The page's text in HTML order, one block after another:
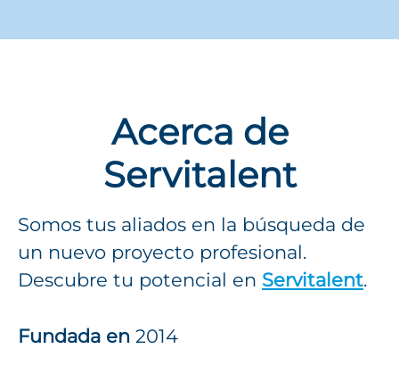
Acerca de
Servitalent
Somos tus aliados en la búsqueda de
un nuevo proyecto profesional.
Descubre tu potencial en Servitalent.
Fundada en 2014